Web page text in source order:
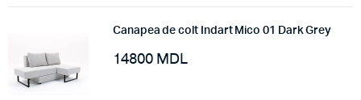
Canapea de colt Indart Mico 01 Dark Grey
14800 MDL